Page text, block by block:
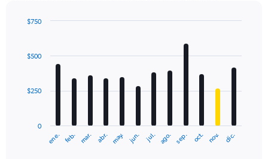
with
12
The
ene. feb. mar. abr. may. jun. jul. ago. sep. oct. nov. dic.
0
$250
$500
$750